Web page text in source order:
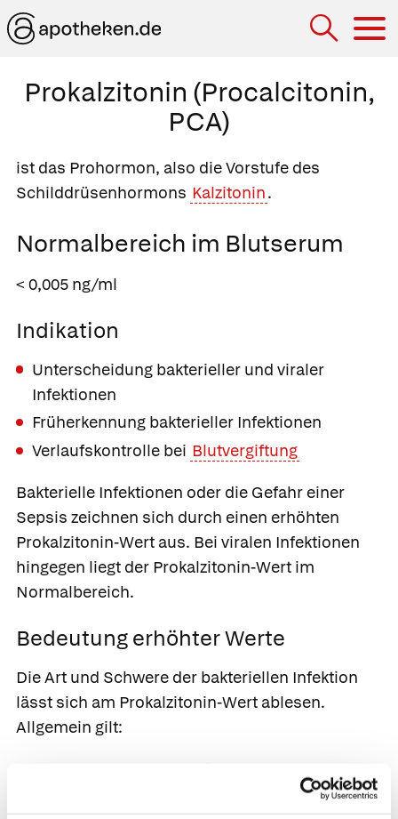
Prokalzitonin (Procalcitonin,
PCA)
ist das Prohormon, also die Vorstufe des
Schilddrüsenhormons Kalzitonin.
Normalbereich im Blutserum
< 0,005 ng/ml
Indikation
Unterscheidung bakterieller und viraler
Infektionen
Früherkennung bakterieller Infektionen
Verlaufskontrolle bei Blutvergiftung
Bakterielle Infektionen oder die Gefahr einer
Sepsis zeichnen sich durch einen erhöhten
Prokalzitonin-Wert aus. Bei viralen Infektionen
hingegen liegt der Prokalzitonin-Wert im
Normalbereich.
Bedeutung erhöhter Werte
Die Art und Schwere der bakteriellen Infektion
lässt sich am Prokalzitonin-Wert ablesen.
Allgemein gilt: